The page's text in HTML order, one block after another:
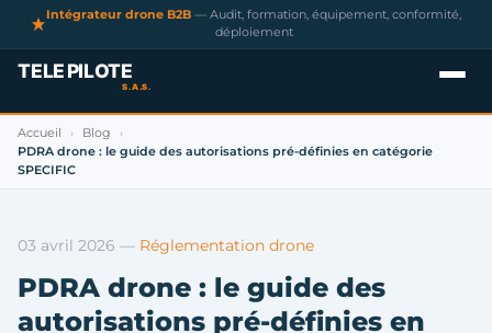
Intégrateur drone B2B — Audit, formation, équipement, conformité,
déploiement
Accueil › Blog ›
PDRA drone : le guide des autorisations pré-définies en catégorie
SPECIFIC
03 avril 2026 — Réglementation drone
PDRA drone : le guide des
autorisations pré-définies en